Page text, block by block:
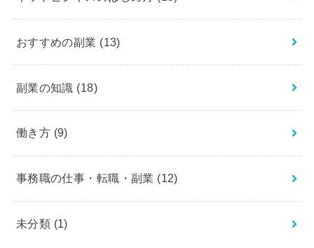
おすすめの副業 (13)
副業の知識 (18)
働き方 (9)
事務職の仕事・転職・副業 (12)
未分類 (1)